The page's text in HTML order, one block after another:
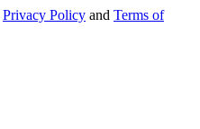
Privacy Policy and Terms of